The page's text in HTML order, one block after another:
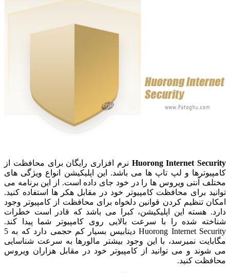
Huorong Internet Security نرم افزاری رایگان برای محافظت از
کامپیوترها و لپ تاپ ها می باشد. این اپلیکیشن انواع ویژگی های
مختلف آنتی ویروس ها را در خود جای داده است. از این برنامه می
توانید برای محافظت کامپیوتر خود در مقابل هکر ها استفاده کنید.
امکان تنظیم کردن قوانین دلخواه برای محافظت از کامپیوتر وجود
دارد. هسته این اپلیکیشن، کبرا می باشد که قادر است خطرات
شناخته شده را با سرعت بالایی روی کامپیوتر شما پیدا کند.
Huorong Internet Security دیتابیس بسیار کم حجمی دارد که به 5
مگابایت نمیرسد، با این وجود بیشتر مالورها به سرعت شناسایی
می شوند و می توانید از کامپیوتر خود در مقابل هزاران ویروس
محافظت کنید.